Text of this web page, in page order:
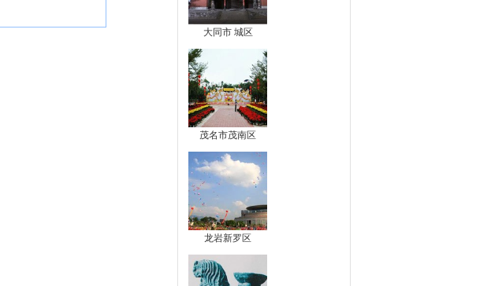
大同市 城区
茂名市茂南区
龙岩新罗区